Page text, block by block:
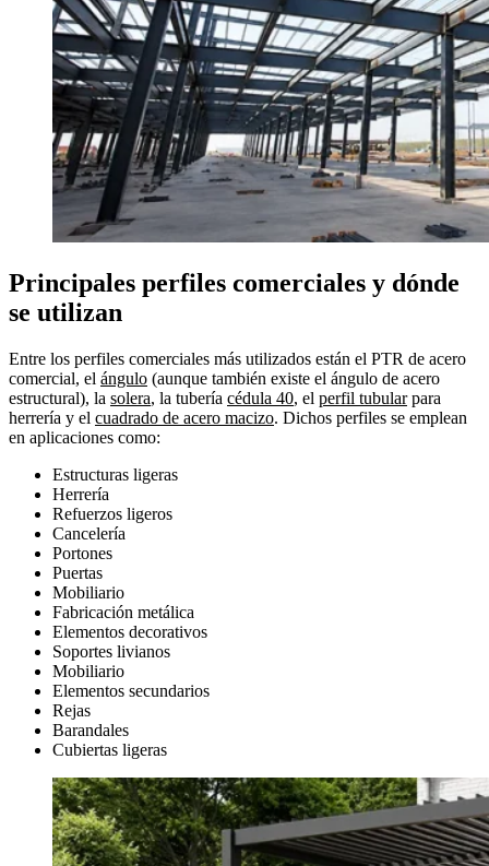
Principales perfiles comerciales y dónde
se utilizan
Entre los perfiles comerciales más utilizados están el PTR de acero
comercial, el ángulo (aunque también existe el ángulo de acero
estructural), la solera, la tubería cédula 40, el perfil tubularpara
herrería y el cuadrado de acero macizo. Dichos perfiles se emplean
en aplicaciones como:
Estructuras ligeras
Herrería
Refuerzos ligeros
Cancelería
Portones
Puertas
Mobiliario
Fabricación metálica
Elementos decorativos
Soportes livianos
Mobiliario
Elementos secundarios
Rejas
Barandales
Cubiertas ligeras